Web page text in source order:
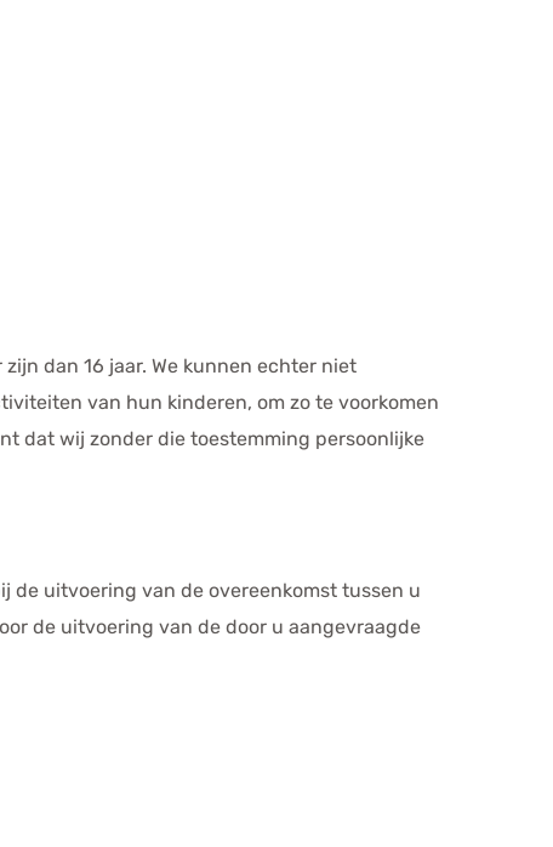
dan 16 jaar. We kunnen echter niet
van hun kinderen, om zo te voorkomen
dat wij zonder die toestemming persoonlijke
de uitvoering van de overeenkomst tussen u
de uitvoering van de door u aangevraagde